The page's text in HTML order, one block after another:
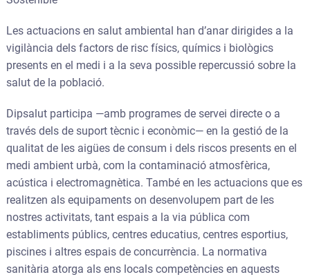
Les actuacions en salut ambiental han d’anar dirigides a la
vigilància dels factors de risc físics, químics i biològics
presents en el medi i a la seva possible repercussió sobre la
salut de la població.
Dipsalut participa —amb programes de servei directe o a
través dels de suport tècnic i econòmic— en la gestió de la
qualitat de les aigües de consum i dels riscos presents en el
medi ambient urbà, com la contaminació atmosfèrica,
acústica i electromagnètica. També en les actuacions que es
realitzen als equipaments on desenvolupem part de les
nostres activitats, tant espais a la via pública com
establiments públics, centres educatius, centres esportius,
piscines i altres espais de concurrència. La normativa
sanitària atorga als ens locals competències en aquests